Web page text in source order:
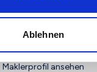
Ablehnen
Maklerprofil ansehen